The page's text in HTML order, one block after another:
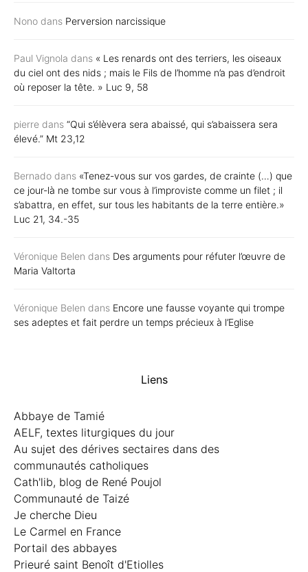
Nono dans Perversion narcissique
Paul Vignola dans « Les renards ont des terriers, les oiseaux
du ciel ont des nids ; mais le Fils de l’homme n’a pas d’endroit
où reposer la tête. » Luc 9, 58
pierre dans “Qui s’élèvera sera abaissé, qui s’abaissera sera
élevé.” Mt 23,12
Bernado dans «Tenez-vous sur vos gardes, de crainte (…) que
ce jour-là ne tombe sur vous à l’improviste comme un filet ; il
s’abattra, en effet, sur tous les habitants de la terre entière.»
Luc 21, 34.-35
Véronique Belen dans Des arguments pour réfuter l’œuvre de
Maria Valtorta
Véronique Belen dans Encore une fausse voyante qui trompe
ses adeptes et fait perdre un temps précieux à l’Eglise
Liens
Abbaye de Tamié
AELF, textes liturgiques du jour
Au sujet des dérives sectaires dans des
communautés catholiques
Cath'lib, blog de René Poujol
Communauté de Taizé
Je cherche Dieu
Le Carmel en France
Portail des abbayes
Prieuré saint Benoît d'Etiolles